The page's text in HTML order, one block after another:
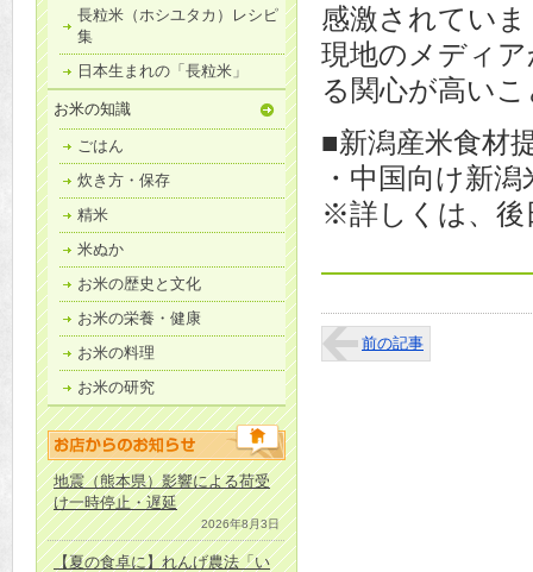
長粒米（ホシユタカ）レシピ
集
日本生まれの「長粒米」
お米の知識
ごはん
炊き方・保存
精米
米ぬか
お米の歴史と文化
お米の栄養・健康
お米の料理
お米の研究
地震（熊本県）影響による荷受
け一時停止・遅延
2026年8月3日
【夏の食卓に】れんげ農法「い
感激されてい
現地のメディ
る関心が高い
■新潟産米食材
・中国向け新
※詳しくは、後
前の記事